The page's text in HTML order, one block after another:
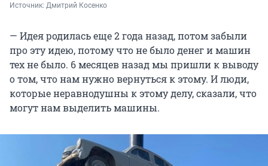
Источник: Дмитрий Косенко
— Идея родилась еще 2 года назад, потом забыли
про эту идею, потому что не было денег и машин
тех не было. 6 месяцев назад мы пришли к выводу
о том, что нам нужно вернуться к этому. И люди,
которые неравнодушны к этому делу, сказали, что
могут нам выделить машины.